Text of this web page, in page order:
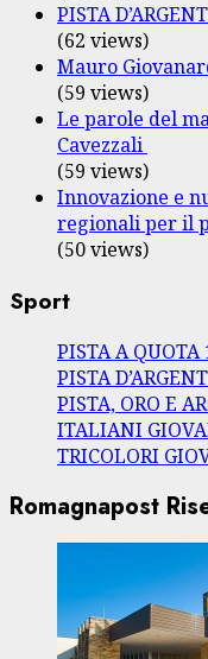
PISTA
(62 views)
Mauro
(59 views)
Le parole del
Cavezzali
(59 views)
Innovazione e
regionali per il
(50 views)
Sport
PISTA A QUOTA
PISTA
PISTA, ORO E
ITALIANI
TRICOLORI
Romagnapost